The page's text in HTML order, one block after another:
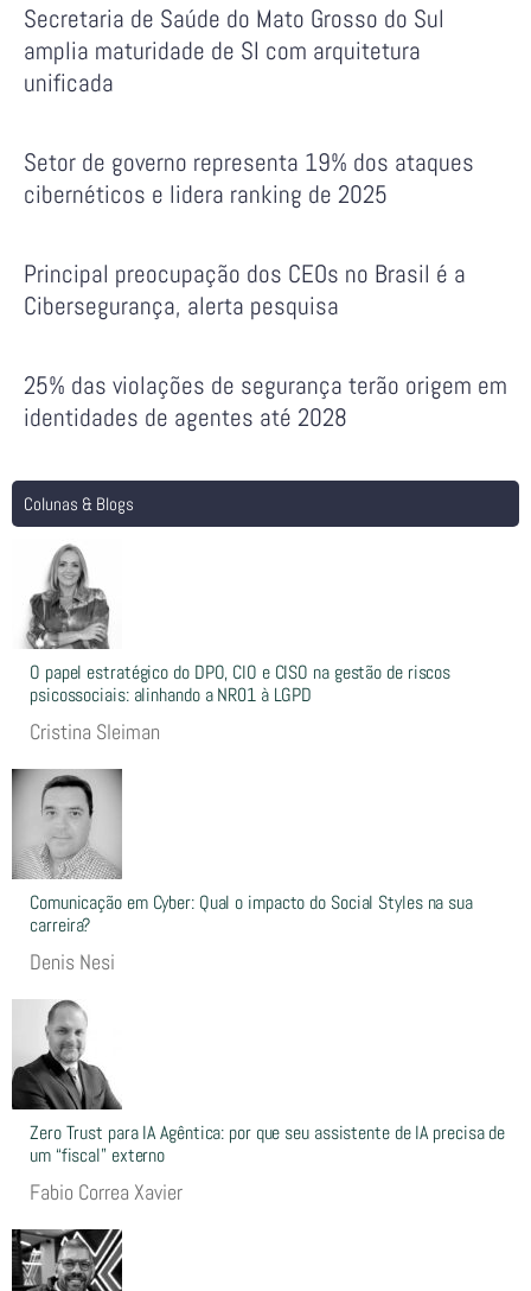
Secretaria de Saúde do Mato Grosso do Sul
amplia maturidade de SI com arquitetura
unificada
Setor de governo representa 19% dos ataques
cibernéticos e lidera ranking de 2025
Principal preocupação dos CEOs no Brasil é a
Cibersegurança, alerta pesquisa
25% das violações de segurança terão origem em
identidades de agentes até 2028
Colunas & Blogs
O papel estratégico do DPO, CIO e CISO na gestão de riscos
psicossociais: alinhando a NR01 à LGPD
Cristina Sleiman
Comunicação em Cyber: Qual o impacto do Social Styles na sua
carreira?
Denis Nesi
Zero Trust para IA Agêntica: por que seu assistente de IA precisa de
um “fiscal” externo
Fabio Correa Xavier